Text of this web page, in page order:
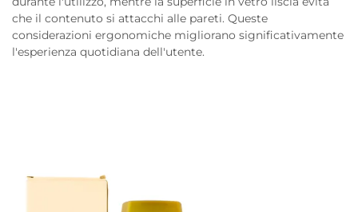
che il contenuto si attacchi alle pareti. Queste
considerazioni ergonomiche migliorano significativamente
l'esperienza quotidiana dell'utente.